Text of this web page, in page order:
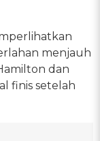
menjauh
dan
finis setelah